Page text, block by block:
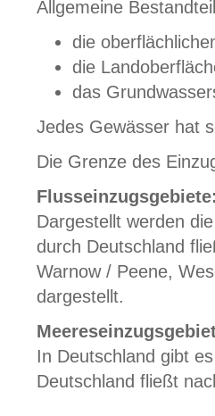
Allgemeine
die
die
das
Jedes Gewässer hat
Die Grenze des
Dargestellt werden
durch Deutschland
Warnow / Peene,
dargestellt.
In Deutschland gibt
Deutschland fließt